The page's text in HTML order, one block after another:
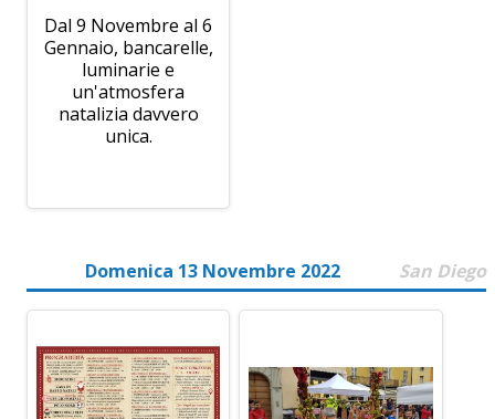
Dal 9 Novembre al 6
Gennaio, bancarelle,
luminarie e
un'atmosfera
natalizia davvero
unica.
Domenica 13 Novembre 2022 San Diego